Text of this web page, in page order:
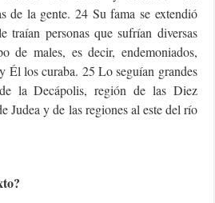
de la gente. 24 Su fama se extendió
traían personas que sufrían diversas
de males, es decir, endemoniados,
Él los curaba. 25 Lo seguían grandes
la Decápolis, región de las Diez
Judea y de las regiones al este del río